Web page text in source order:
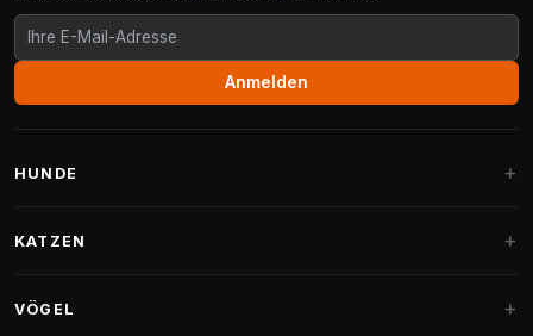
Anmelden
HUNDE
Fantail Hundebetten
KATZEN
Kratzbäume
VÖGEL